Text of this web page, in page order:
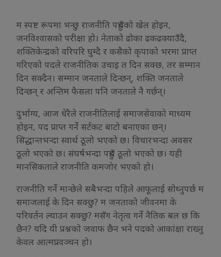
म स्पष्ट रूपमा भन्छु राजनीति पहुँचको खेल होइन,
जनविश्वासको परीक्षा हो। नेताको ढोका ढकढक्याउँदै,
शक्तिकेन्द्रको वरिपरि घुम्दै र कसैको कृपाको भरमा प्राप्त
गरिएको पदले राजनीतिक उचाइ त दिन सक्छ, तर सम्मान
दिन सक्दैन। सम्मान जनताले दिन्छन्, शक्ति जनताले
दिन्छन् र अन्तिम फैसला पनि जनताले नै गर्छन्।
दुर्भाग्य, आज धेरैले राजनीतिलाई समाजसेवाको माध्यम
होइन, पद प्राप्त गर्ने सर्टकट बाटो बनाएका छन्।
सिद्धान्तभन्दा स्वार्थ ठूलो भएको छ। विचारभन्दा अवसर
ठूलो भएको छ। संघर्षभन्दा पहुँच ठूलो भएको छ। यही
मानसिकताले राजनीति कमजोर भएको हो।
राजनीति गर्ने मान्छेले सबैभन्दा पहिले आफूलाई सोध्नुपर्छ म
समाजलाई के दिन सक्छु? म जनताको जीवनमा के
परिवर्तन ल्याउन सक्छु? मसँग नेतृत्व गर्ने नैतिक बल छ कि
छैन? यदि यी प्रश्नको जवाफ छैन भने पदको आकांक्षा राख्नु
केवल आत्मप्रवञ्चन हो।